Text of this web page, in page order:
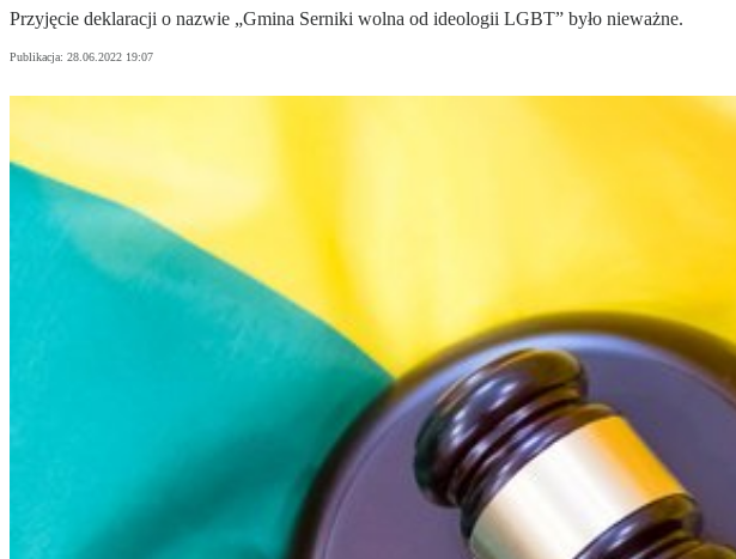
Przyjęcie deklaracji o nazwie „Gmina Serniki wolna od ideologii LGBT” było nieważne.
Publikacja: 28.06.2022 19:07